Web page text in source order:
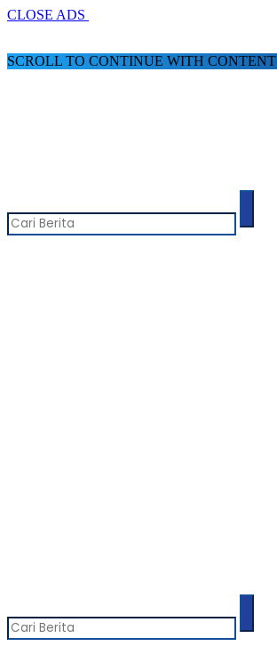
CLOSE ADS
SCROLL TO CONTINUE WITH CONTENT